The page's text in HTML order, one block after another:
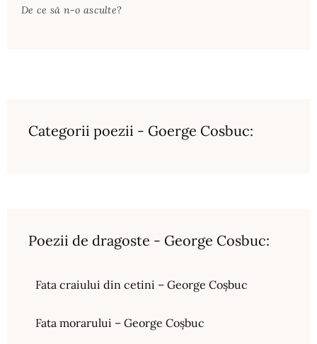
De ce să n-o asculte?
Categorii poezii - Goerge Cosbuc:
Poezii de dragoste - George Cosbuc:
Fata craiului din cetini – George Coșbuc
Fata morarului – George Coșbuc